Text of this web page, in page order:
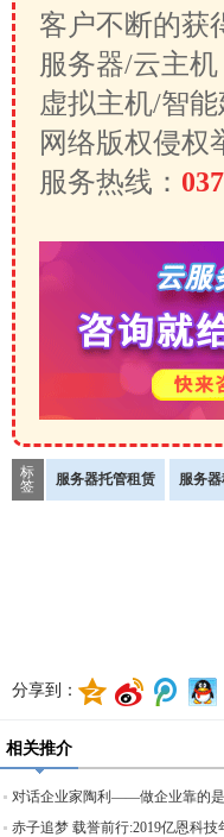
客户不断的获
服务器/云主机
虚拟主机/智
网络版权侵权
服务热线：
标
签
服务器托管租赁 服务
分享到：
相关推介
对话企业家陶利——做企业靠的
赤子追梦 载誉前行:2019亿恩科技